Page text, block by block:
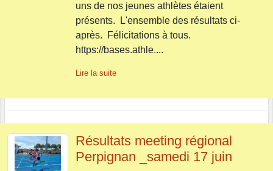
uns de nos jeunes athlètes étaient
présents. L'ensemble des résultats ci-
après. Félicitations à tous.
https://bases.athle....
Lire la suite
Résultats meeting régional
Perpignan _samedi 17 juin